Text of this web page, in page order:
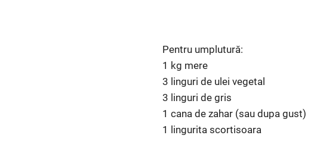
Pentru umplutură:
1 kg mere
3 linguri de ulei vegetal
3 linguri de gris
1 cana de zahar (sau dupa gust)
1 lingurita scortisoara